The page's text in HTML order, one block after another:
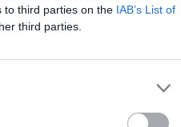
to third parties on the IAB’s List of
third parties.
du